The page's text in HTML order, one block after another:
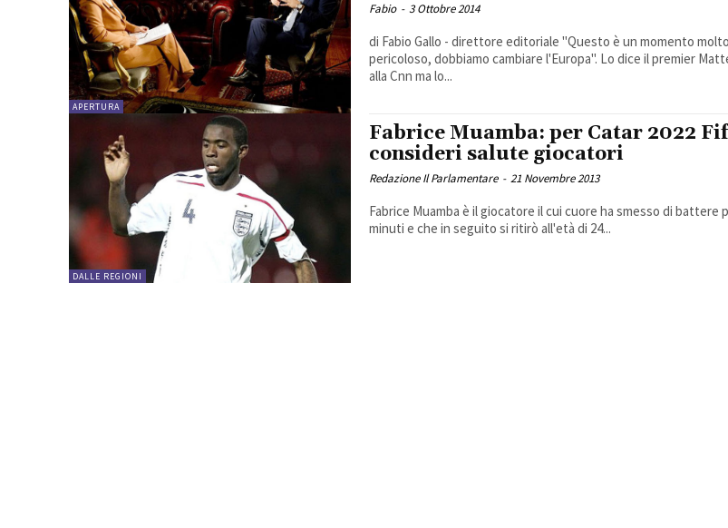
APERTURA
Fabio - 3 Ottobre 2014
di Fabio Gallo - direttore editoriale "Questo è un momento molto
pericoloso, dobbiamo cambiare l'Europa". Lo dice il premier
alla Cnn ma lo...
DALLE REGIONI
Fabrice Muamba: per Catar 2022
consideri salute giocatori
Redazione Il Parlamentare - 21 Novembre 2013
Fabrice Muamba è il giocatore il cui cuore ha smesso di battere
minuti e che in seguito si ritirò all'età di 24...